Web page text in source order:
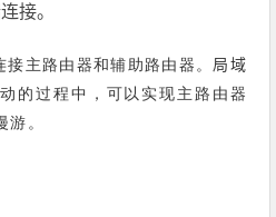
接。
接主路由器和辅助路由器。 局域
的过程中，可以实现主路由器
。